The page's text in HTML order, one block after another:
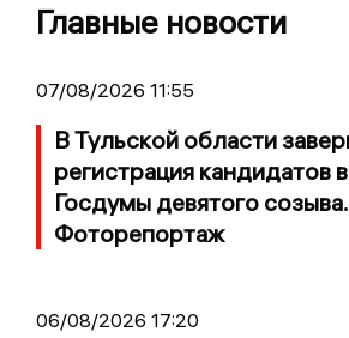
Главные новости
07/08/2026 11:55
В Тульской области
регистрация кандидатов
Госдумы девятого созыва.
Фоторепортаж
06/08/2026 17:20